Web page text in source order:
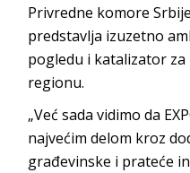
Privredne komore
predstavlja izuzetno
pogledu i katalizator
regionu.
„Već sada vidimo da
najvećim delom kroz
građevinske i prateće